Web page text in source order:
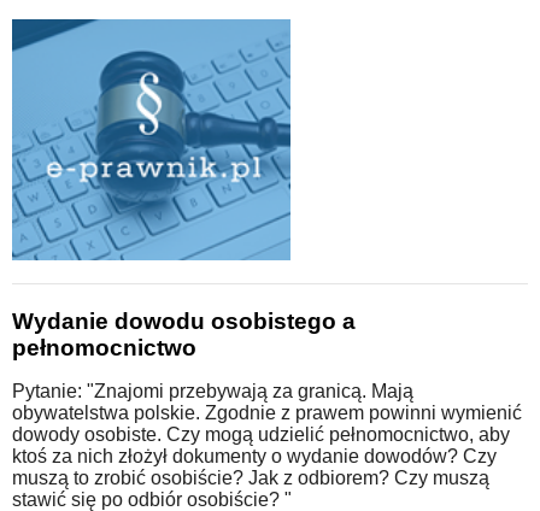
Wydanie dowodu osobistego a
pełnomocnictwo
Pytanie: "Znajomi przebywają za granicą. Mają
obywatelstwa polskie. Zgodnie z prawem powinni wymienić
dowody osobiste. Czy mogą udzielić pełnomocnictwo, aby
ktoś za nich złożył dokumenty o wydanie dowodów? Czy
muszą to zrobić osobiście? Jak z odbiorem? Czy muszą
stawić się po odbiór osobiście? "